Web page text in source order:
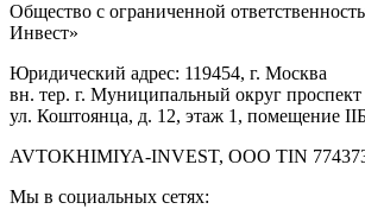
Общество с ограниченной
Инвест»
Юридический адрес: 119454, г. Москва
вн. тер. г. Муниципальный округ проспект
ул. Коштоянца, д. 12, этаж 1, помещение
AVTOKHIMIYA-INVEST, OOO TIN
Мы в социальных сетях: